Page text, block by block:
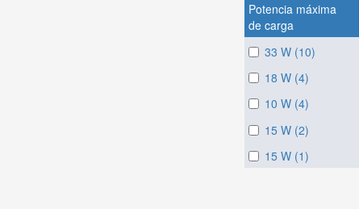
Potencia máxima
de carga
33 W (10)
18 W (4)
10 W (4)
15 W (2)
15 W (1)